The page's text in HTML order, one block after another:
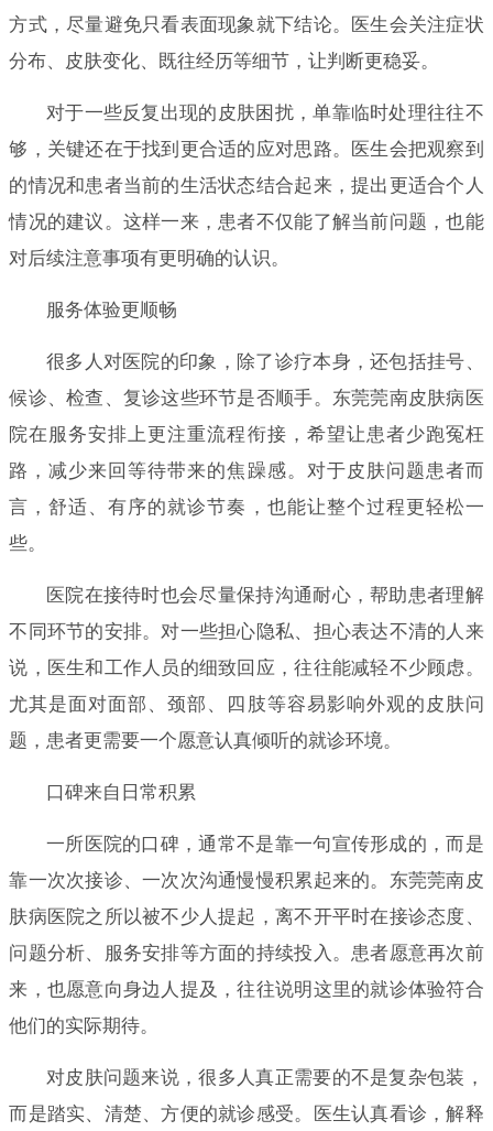
方式，尽量避免只看表面现象就下结论。医生会关注症状
分布、皮肤变化、既往经历等细节，让判断更稳妥。
对于一些反复出现的皮肤困扰，单靠临时处理往往不
够，关键还在于找到更合适的应对思路。医生会把观察到
的情况和患者当前的生活状态结合起来，提出更适合个人
情况的建议。这样一来，患者不仅能了解当前问题，也能
对后续注意事项有更明确的认识。
服务体验更顺畅
很多人对医院的印象，除了诊疗本身，还包括挂号、
候诊、检查、复诊这些环节是否顺手。东莞莞南皮肤病医
院在服务安排上更注重流程衔接，希望让患者少跑冤枉
路，减少来回等待带来的焦躁感。对于皮肤问题患者而
言，舒适、有序的就诊节奏，也能让整个过程更轻松一
些。
医院在接待时也会尽量保持沟通耐心，帮助患者理解
不同环节的安排。对一些担心隐私、担心表达不清的人来
说，医生和工作人员的细致回应，往往能减轻不少顾虑。
尤其是面对面部、颈部、四肢等容易影响外观的皮肤问
题，患者更需要一个愿意认真倾听的就诊环境。
口碑来自日常积累
一所医院的口碑，通常不是靠一句宣传形成的，而是
靠一次次接诊、一次次沟通慢慢积累起来的。东莞莞南皮
肤病医院之所以被不少人提起，离不开平时在接诊态度、
问题分析、服务安排等方面的持续投入。患者愿意再次前
来，也愿意向身边人提及，往往说明这里的就诊体验符合
他们的实际期待。
对皮肤问题来说，很多人真正需要的不是复杂包装，
而是踏实、清楚、方便的就诊感受。医生认真看诊，解释